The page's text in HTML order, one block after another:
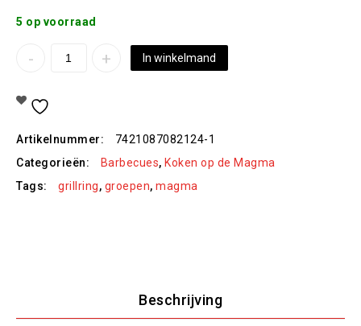
5 op voorraad
In winkelmand
Artikelnummer:
7421087082124-1
Categorieën:
Barbecues, Koken op de Magma
Tags:
grillring, groepen, magma
Beschrijving